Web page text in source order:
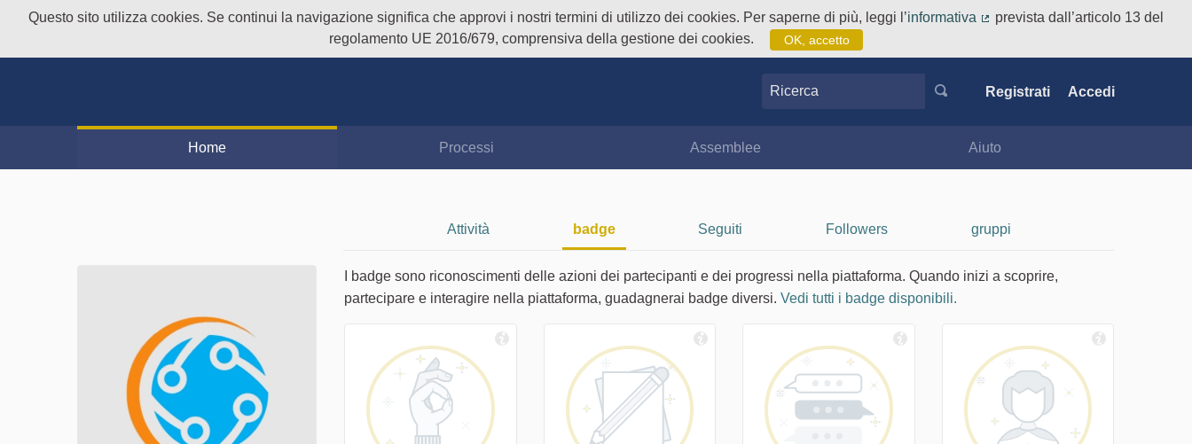
Questo sito utilizza cookies. Se continui la navigazione significa che approvi i nostri termini di utilizzo dei cookies. Per saperne di più, leggi l’informativa
prevista dall’articolo 13 del
regolamento UE 2016/679, comprensiva della gestione dei cookies.
OK, accetto
Ricerca Registrati Accedi
Home Processi Assemblee Aiuto
Attività badge Seguiti Followers gruppi
I badge sono riconoscimenti delle azioni dei partecipanti e dei progressi nella piattaforma. Quando inizi a scoprire,
partecipare e interagire nella piattaforma, guadagnerai badge diversi. Vedi tutti i badge disponibili.